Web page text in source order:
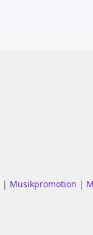
| Musikpromotion |